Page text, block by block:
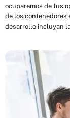
ocuparemos de tus
de los contenedores
desarrollo incluyan